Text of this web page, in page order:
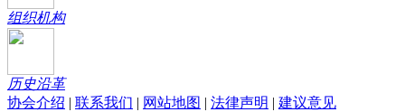
组织机构
历史沿革
协会介绍
联系我们 网站地图 法律声明 建议意见